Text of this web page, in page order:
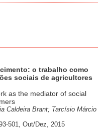
o trabalho como
sociais de agricultores
as the mediator of social
Caldeira Brant; Tarcísio Márcio
501, Out/Dez, 2015